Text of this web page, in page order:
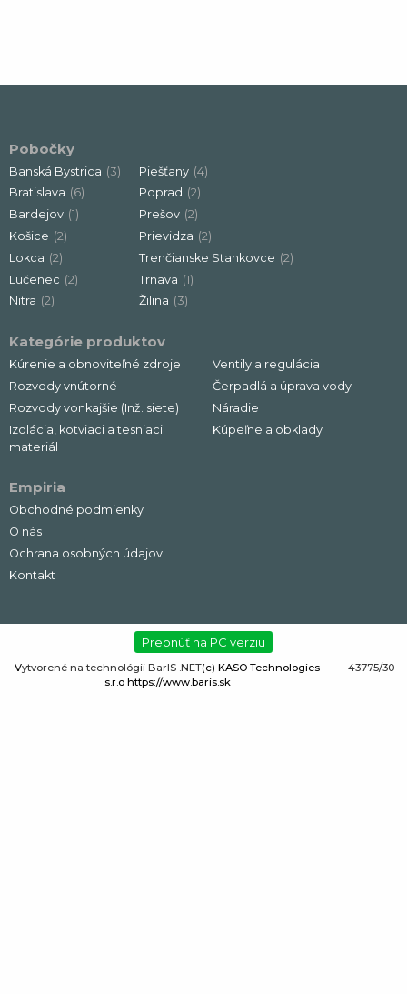
Pobočky
Banská Bystrica (3)
Bratislava (6)
Bardejov (1)
Košice (2)
Lokca (2)
Lučenec (2)
Nitra (2)
Piešťany (4)
Poprad (2)
Prešov (2)
Prievidza (2)
Trenčianske Stankovce (2)
Trnava (1)
Žilina (3)
Kategórie produktov
Kúrenie a obnoviteľné zdroje
Rozvody vnútorné
Rozvody vonkajšie (Inž. siete)
Izolácia, kotviaci a tesniaci
materiál
Ventily a regulácia
Čerpadlá a úprava vody
Náradie
Kúpeľne a obklady
Empiria
Obchodné podmienky
O nás
Ochrana osobných údajov
Kontakt
Prepnúť na PC verziu
Vytvorené na technológii BarIS .NET(c) KASO Technologies
s.r.o https://www.baris.sk
43775/30